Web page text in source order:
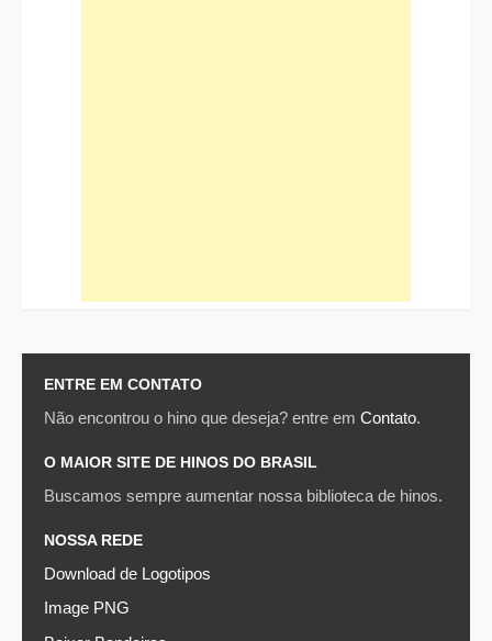
ENTRE EM CONTATO
Não encontrou o hino que deseja? entre em Contato.
O MAIOR SITE DE HINOS DO BRASIL
Buscamos sempre aumentar nossa biblioteca de hinos.
NOSSA REDE
Download de Logotipos
Image PNG